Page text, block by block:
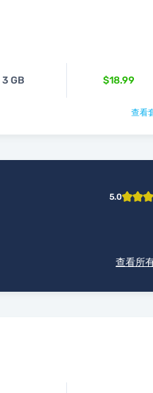
3 GB $18.99
查看
5.0
查看所